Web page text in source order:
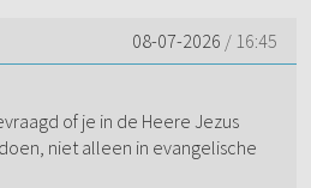
08-07-2026 / 16:45
of je in de Heere Jezus
niet alleen in evangelische